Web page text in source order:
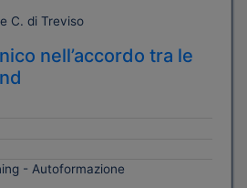
C. di Treviso
nell’accordo tra le
- Autoformazione